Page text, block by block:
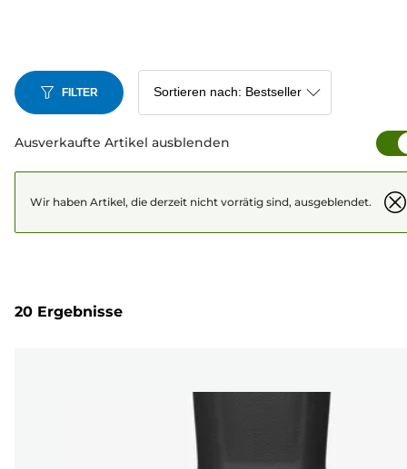
FILTER
Ausverkaufte Artikel ausblenden
Wir haben Artikel, die derzeit nicht vorrätig sind, ausgeblendet.
20 Ergebnisse